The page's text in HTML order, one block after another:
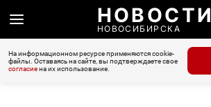
НОВОСТИ
НОВОСИБИРСКА
На информационном ресурсе применяются cookie-
файлы. Оставаясь на сайте, вы подтверждаете свое
согласиена их использование.